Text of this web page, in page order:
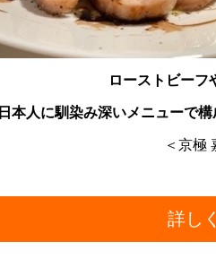
ローストビーフ
日本人に馴染み深いメニューで
＜京極
詳し